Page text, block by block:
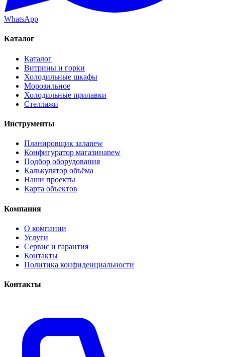
WhatsApp
Каталог
Каталог
Витрины и горки
Холодильные шкафы
Морозильное
Холодильные прилавки
Стеллажи
Инструменты
Планировщик залаnew
Конфигуратор магазинаnew
Подбор оборудования
Калькулятор объёма
Наши проекты
Карта объектов
Компания
О компании
Услуги
Сервис и гарантия
Контакты
Политика конфиденциальности
Контакты